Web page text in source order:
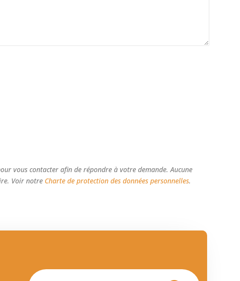
vous contacter afin de répondre à votre demande. Aucune
Voir notre Charte de protection des données personnelles.